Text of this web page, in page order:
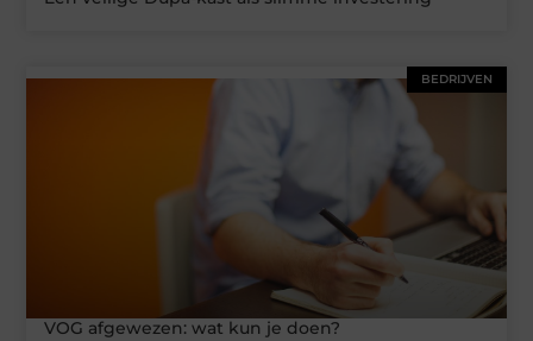
BEDRIJVEN
VOG afgewezen: wat kun je doen?